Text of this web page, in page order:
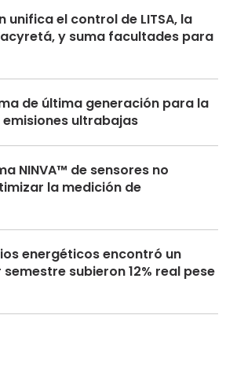
unifica el control de LITSA, la
y suma facultades para
de última generación para la
ultrabajas
NINVA™ de sensores no
la medición de
energéticos encontró un
subieron 12% real pese